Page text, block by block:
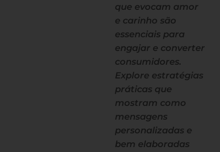
que evocam amor
e carinho são
essenciais para
engajar e converter
consumidores.
Explore estratégias
práticas que
mostram como
mensagens
personalizadas e
bem elaboradas